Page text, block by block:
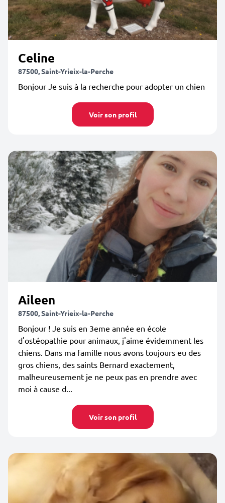
Celine
87500, Saint-Yrieix-la-Perche
Bonjour Je suis à la recherche pour adopter un chien
Voir son profil
Aileen
87500, Saint-Yrieix-la-Perche
Bonjour ! Je suis en 3eme année en école
d'ostéopathie pour animaux, j'aime évidemment les
chiens. Dans ma famille nous avons toujours eu des
gros chiens, des saints Bernard exactement,
malheureusement je ne peux pas en prendre avec
moi à cause d...
Voir son profil